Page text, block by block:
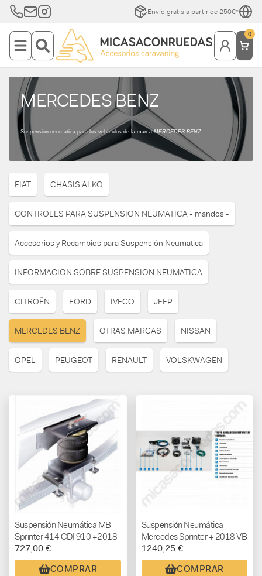
Envío gratis a partir de 250€*
0
MERCEDES BENZ
Suspensión neumática para los vehículos de la marcaMERCEDES BENZ.
FIAT CHASIS ALKO
CONTROLES PARA SUSPENSION NEUMATICA - mandos -
Accesorios y Recambios para Suspensión Neumatica
INFORMACION SOBRE SUSPENSION NEUMATICA
CITROËN FORD IVECO JEEP
MERCEDES BENZ OTRAS MARCAS NISSAN
OPEL PEUGEOT RENAULT VOLSKWAGEN
Suspensión Neumática MB
Sprinter 414 CDI 910 +2018
727,00 €
COMPRAR
Suspensión Neumática
Mercedes Sprinter + 2018 VB
COMFORT
1240,25 €
COMPRAR